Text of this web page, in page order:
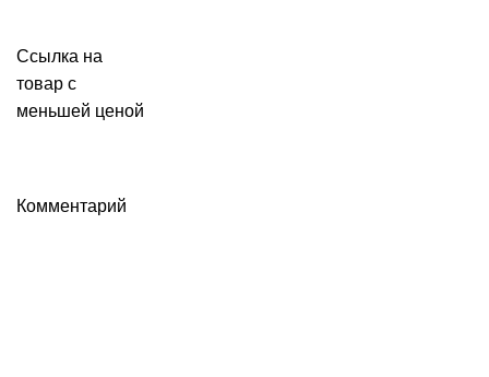
Ссылка на
товар с
меньшей ценой
Комментарий